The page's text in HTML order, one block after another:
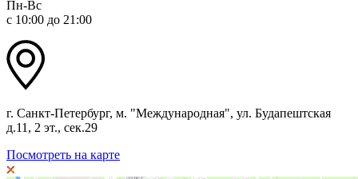
Пн-Вс
с 10:00 до 21:00
г. Санкт-Петербург, м. "Международная", ул. Будапештская
д.11, 2 эт., сек.29
Посмотреть на карте